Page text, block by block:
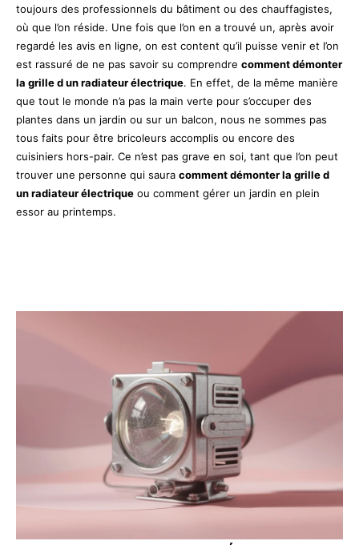
toujours des professionnels du bâtiment ou des chauffagistes,
où que l’on réside. Une fois que l’on en a trouvé un, après avoir
regardé les avis en ligne, on est content qu’il puisse venir et l’on
est rassuré de ne pas savoir su comprendre comment démonter
la grille d un radiateur électrique. En effet, de la même manière
que tout le monde n’a pas la main verte pour s’occuper des
plantes dans un jardin ou sur un balcon, nous ne sommes pas
tous faits pour être bricoleurs accomplis ou encore des
cuisiniers hors-pair. Ce n’est pas grave en soi, tant que l’on peut
trouver une personne qui saura comment démonter la grille d
un radiateur électrique ou comment gérer un jardin en plein
essor au printemps.